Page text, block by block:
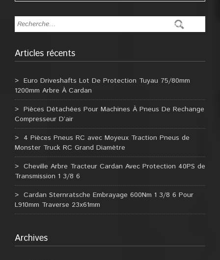
Articles récents
Euro Driveshafts Lot De Protection Tuyau 75/80mm
1200mm Arbre À Cardan
Pièces Détachées Pour Machines À Pneus De Rechange
Compresseur D’air
4 Pièces Pneus RC avec Moyeux Traction Pneus de
Monster Truck RC Grand Diamètre
Cheville Arbre Tracteur Cardan Avec Protection 40PS de
Transmission 1 3/8 6
Cardan Sternratsche Embrayage 600Nm 1 3/8 6 Pour
L910mm Traverse 23x61mm
Archives